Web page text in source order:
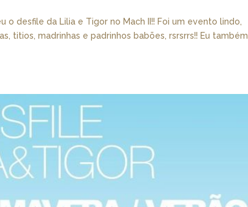
o desfile da Lilia e Tigor no Mach II!! Foi um evento lindo,
titios, madrinhas e padrinhos babões, rsrsrrs!! Eu também